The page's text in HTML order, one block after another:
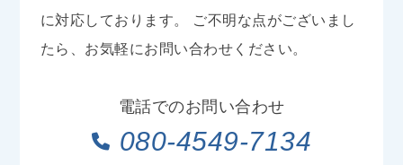
に対応しております。
ご不明な点がございまし
たら、お気軽にお問い合わせください。
電話でのお問い合わせ
080-4549-7134